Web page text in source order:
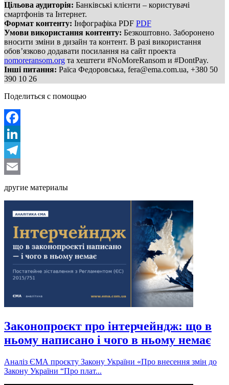
Цільова аудиторія: Банківські клієнти – користувачі
смартфонів та Інтернет.
Формат контенту: Інфографіка PDF PDF
Умови використання контенту: Безкоштовно. Заборонено
вносити зміни в дизайн та контент. В разі використання
обов’язково додавати посилання на сайт проекта
nomoreransom.org та хештеги #NoMoreRansom и #DontPay.
Інші питання: Раїса Федоровська, fera@ema.com.ua, +380 50
390 10 26
Поделиться с помощью
Facebook
LinkedIn
Telegram
другие материалы
Законопроєкт про інтерчейндж: що в
ньому написано і чого в ньому немає
Аналіз ЄМА проєкту Закону України «Про внесення змін до
Закону України “Про плат...